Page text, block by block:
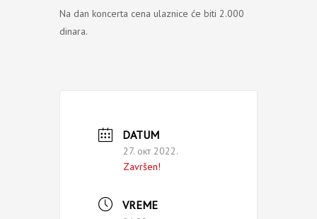
Na dan koncerta cena ulaznice će biti 2.000
dinara.
DATUM
27. окт 2022.
Završen!
VREME